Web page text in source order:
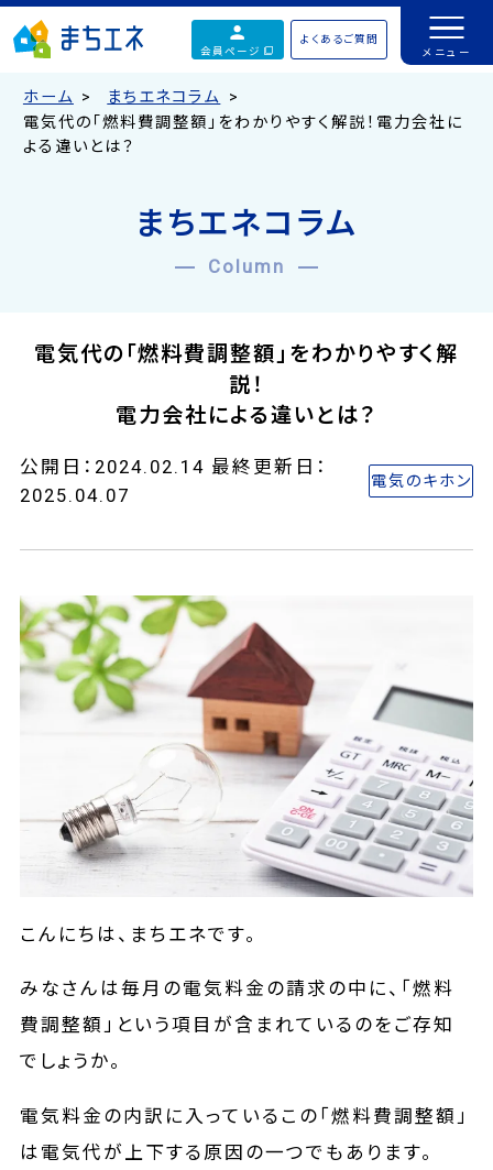
会員ページ
よくあるご質問
ホーム
まちエネコラム
電気代の「燃料費調整額」をわかりやすく解説！電力会社に
よる違いとは？
まちエネコラム
Column
電気代の「燃料費調整額」をわかりやすく解
説！
電力会社による違いとは？
公開日：2024.02.14 最終更新日：
2025.04.07
電気のキホン
こんにちは、まちエネです。
みなさんは毎月の電気料金の請求の中に、「燃料
費調整額」という項目が含まれているのをご存知
でしょうか。
電気料金の内訳に入っているこの「燃料費調整額」
は電気代が上下する原因の一つでもあります。